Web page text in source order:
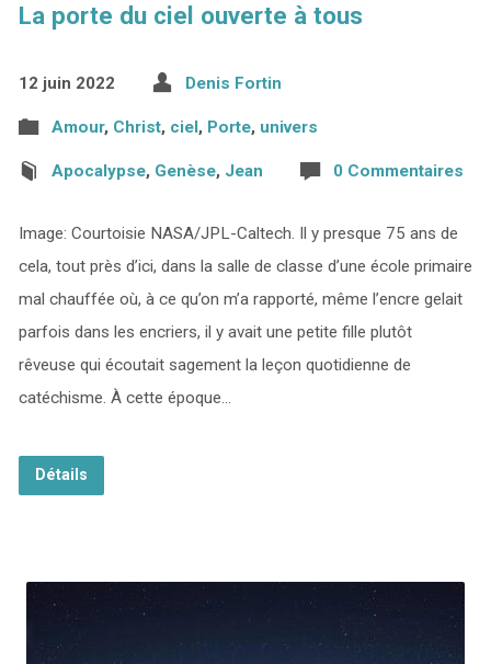
La porte du ciel ouverte à tous
12 juin 2022 Denis Fortin
Amour, Christ, ciel, Porte, univers
Apocalypse, Genèse, Jean 0 Commentaires
Image: Courtoisie NASA/JPL-Caltech. Il y presque 75 ans de
cela, tout près d’ici, dans la salle de classe d’une école primaire
mal chauffée où, à ce qu’on m’a rapporté, même l’encre gelait
parfois dans les encriers, il y avait une petite fille plutôt
rêveuse qui écoutait sagement la leçon quotidienne de
catéchisme. À cette époque…
Détails